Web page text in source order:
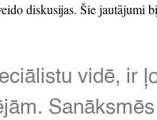
diskusijas. Šie jautājumi
vidē, ir